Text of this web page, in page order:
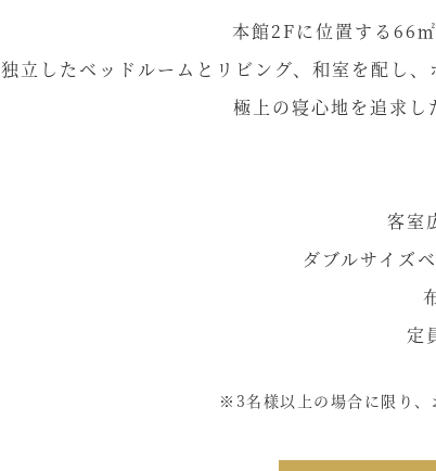
本館2Fに位置する66
独立したベッドルームとリビング、和室を配し
極上の寝心地を追求し
客室
ダブルサイズ
定
※3名様以上の場合に限り、